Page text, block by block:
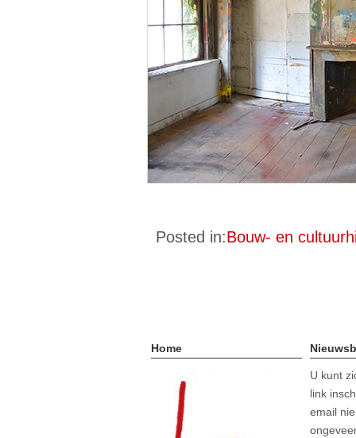
Posted in:Bouw- en
Home
U kunt
link
email